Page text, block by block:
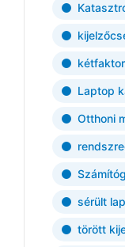
Laptop
Otthoni
sérült
törött